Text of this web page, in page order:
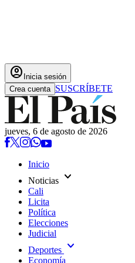
account_circle Inicia sesión
Crea cuenta SUSCRÍBETE
jueves, 6 de agosto de 2026
Inicio
Noticias expand_more
Cali
Licita
Política
Elecciones
Judicial
Deportes expand_more
Economía